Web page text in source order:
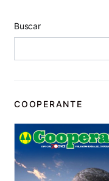
Buscar
COOPERANTE